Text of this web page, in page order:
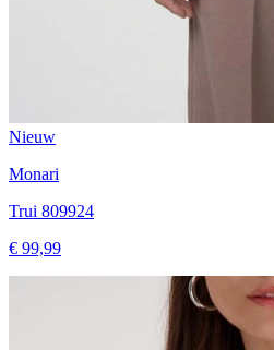
Nieuw
Monari
Trui 809924
€ 99,99